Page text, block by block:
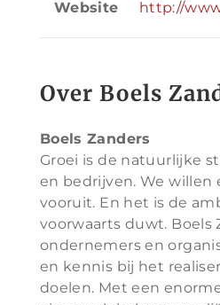
Website http://
Over Boels
Boels Zanders
Groei is de natuurlijke
en bedrijven. We willen
vooruit. En het is de
voorwaarts duwt. Boels
ondernemers en
en kennis bij het
doelen. Met een